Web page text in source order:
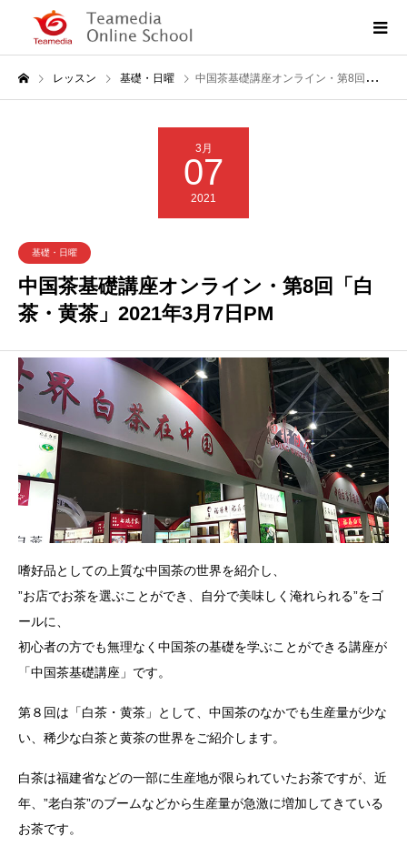
レッスン 基礎・日曜 中国茶基礎講座オンライン・第8回「白茶・黄茶」2021年3月7日PM
3月
07
2021
基礎・日曜
中国茶基礎講座オンライン・第8回「白
茶・黄茶」2021年3月7日PM
嗜好品としての上質な中国茶の世界を紹介し、
”お店でお茶を選ぶことができ、自分で美味しく淹れられる”をゴ
ールに、
初心者の方でも無理なく中国茶の基礎を学ぶことができる講座が
「中国茶基礎講座」です。
第８回は「白茶・黄茶」として、中国茶のなかでも生産量が少な
い、稀少な白茶と黄茶の世界をご紹介します。
白茶は福建省などの一部に生産地が限られていたお茶ですが、近
年、”老白茶”のブームなどから生産量が急激に増加してきている
お茶です。